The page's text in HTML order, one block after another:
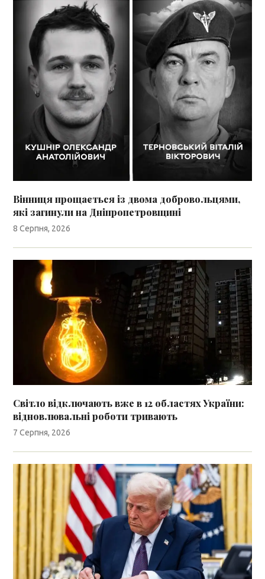
Вінниця прощається із двома добровольцями,
які загинули на Дніпропетровщині
8 Серпня, 2026
Світло відключають вже в 12 областях України:
відновлювальні роботи тривають
7 Серпня, 2026